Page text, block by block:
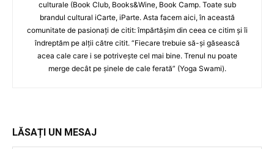
culturale (Book Club, Books&Wine, Book Camp. Toate sub
brandul cultural iCarte, iParte. Asta facem aici, în această
comunitate de pasionați de citit: împărtășim din ceea ce citim și îi
îndreptăm pe alții către citit. “Fiecare trebuie să-și găsească
acea cale care i se potrivește cel mai bine. Trenul nu poate
merge decât pe șinele de cale ferată” (Yoga Swami).
LĂSAȚI UN MESAJ